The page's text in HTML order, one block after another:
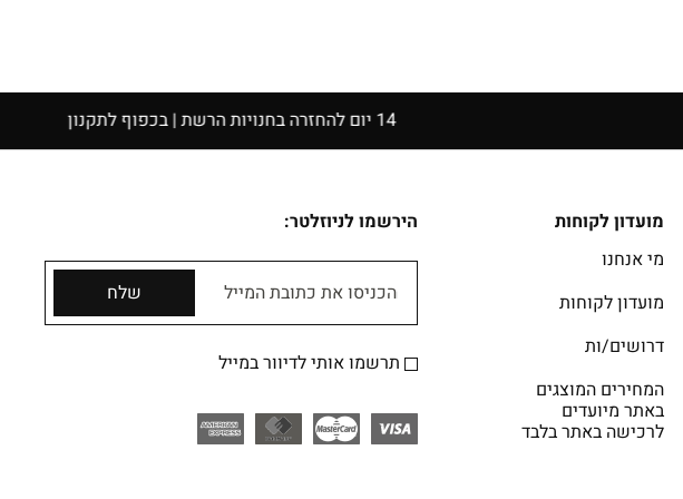
מועדון לקוחות
מי אנחנו
מועדון לקוחות
דרושים/ות
המחירים המוצגים
באתר מיועדים
לרכישה באתר בלבד
הירשמו לניוזלטר:
הכניסו את כתובת המייל שלח
תרשמו אותי לדיוור במייל